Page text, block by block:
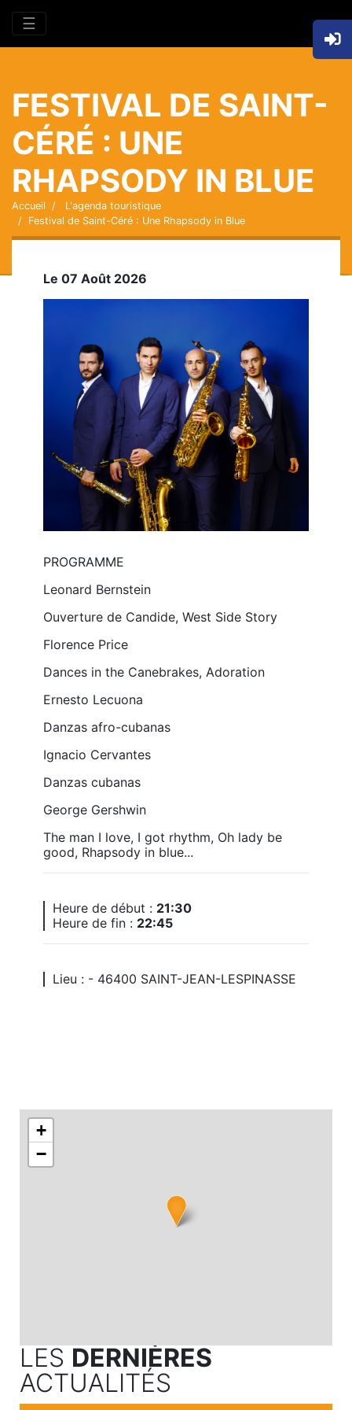
☰
FESTIVAL DE SAINT-
CÉRÉ : UNE
RHAPSODY IN BLUE
Accueil
L'agenda touristique
Festival de Saint-Céré : Une Rhapsody in Blue
Le 07 Août 2026
PROGRAMME
Leonard Bernstein
Ouverture de Candide, West Side Story
Florence Price
Dances in the Canebrakes, Adoration
Ernesto Lecuona
Danzas afro-cubanas
Ignacio Cervantes
Danzas cubanas
George Gershwin
The man I love, I got rhythm, Oh lady be
good, Rhapsody in blue...
Heure de début : 21:30
Heure de fin : 22:45
Lieu : - 46400 SAINT-JEAN-LESPINASSE
+
−
LES DERNIÈRES
ACTUALITÉS